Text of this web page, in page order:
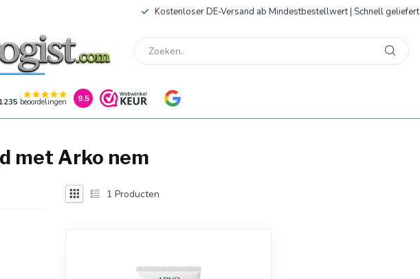
Kostenloser DE-Versand ab Mindestbestellwert | Schnell geliefert
1235 beoordelingen 9.5
met Arko nem
1 Producten